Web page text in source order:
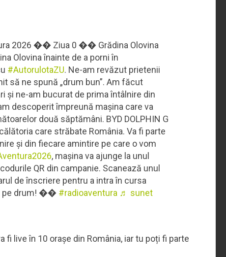
2026 �� Ziua 0 �� Grădina Olovina
Olovina înainte de a porni în
#AutorulotaZU. Ne-am revăzut prietenii
să ne spună „drum bun”. Am făcut
și ne-am bucurat de prima întâlnire din
descoperit împreună mașina care va
două săptămâni. BYD DOLPHIN G
care străbate România. Va fi parte
și din fiecare amintire pe care o vom
, mașina va ajunge la unul
QR din campanie. Scanează unul
de înscriere pentru a intra în cursa
pe drum! �� #radioaventura ♬ sunet
fi live în 10 orașe din România, iar tu poți fi parte